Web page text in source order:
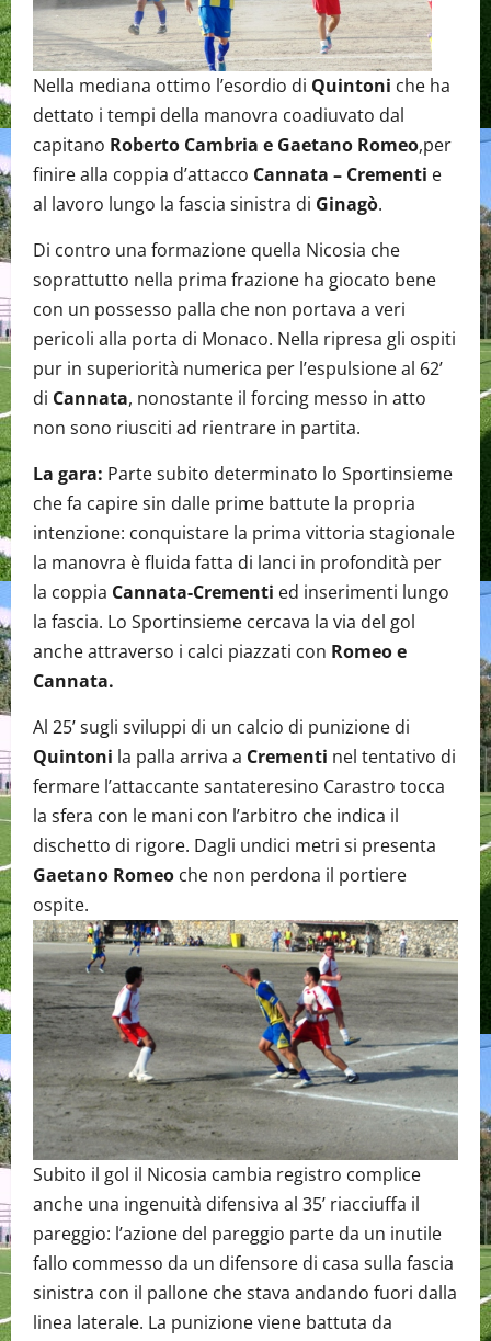
Nella mediana ottimo l’esordio di Quintoni che ha
dettato i tempi della manovra coadiuvato dal
capitano Roberto Cambria e Gaetano Romeo,per
finire alla coppia d’attacco Cannata – Crementi e
al lavoro lungo la fascia sinistra di Ginagò.
Di contro una formazione quella Nicosia che
soprattutto nella prima frazione ha giocato bene
con un possesso palla che non portava a veri
pericoli alla porta di Monaco. Nella ripresa gli ospiti
pur in superiorità numerica per l’espulsione al 62’
di Cannata, nonostante il forcing messo in atto
non sono riusciti ad rientrare in partita.
La gara: Parte subito determinato lo Sportinsieme
che fa capire sin dalle prime battute la propria
intenzione: conquistare la prima vittoria stagionale
la manovra è fluida fatta di lanci in profondità per
la coppia Cannata-Crementi ed inserimenti lungo
la fascia. Lo Sportinsieme cercava la via del gol
anche attraverso i calci piazzati con Romeo e
Cannata.
Al 25’ sugli sviluppi di un calcio di punizione di
Quintoni la palla arriva a Crementi nel tentativo di
fermare l’attaccante santateresino Carastro tocca
la sfera con le mani con l’arbitro che indica il
dischetto di rigore. Dagli undici metri si presenta
Gaetano Romeo che non perdona il portiere
ospite.
Subito il gol il Nicosia cambia registro complice
anche una ingenuità difensiva al 35’ riacciuffa il
pareggio: l’azione del pareggio parte da un inutile
fallo commesso da un difensore di casa sulla fascia
sinistra con il pallone che stava andando fuori dalla
linea laterale. La punizione viene battuta da